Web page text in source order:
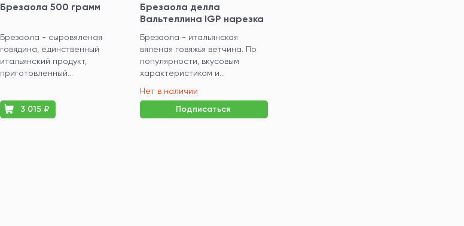
Брезаола 500 грамм
Брезаола - сыровяленая
говядина, единственный
итальянский продукт,
приготовленный...
3 015 ₽
Брезаола делла
Вальтеллина IGP нарезка
Брезаола - итальянская
вяленая говяжья ветчина. По
популярности, вкусовым
характеристикам и...
Нет в наличии
Подписаться